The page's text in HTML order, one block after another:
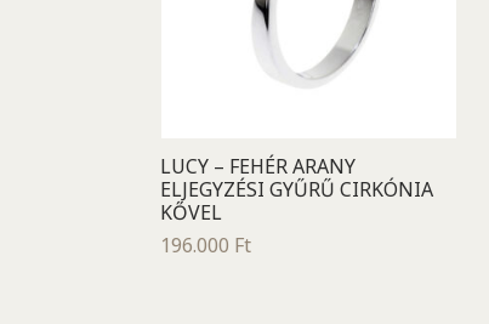
LUCY – FEHÉR ARANY
ELJEGYZÉSI GYŰRŰ CIRKÓNIA
KŐVEL
196.000 Ft